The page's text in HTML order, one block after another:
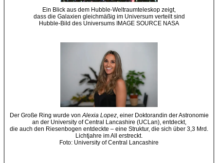
Ein Blick aus dem Hubble-Weltraumteleskop zeigt,
dass die Galaxien gleichmäßig im Universum verteilt sind
Hubble-Bild des Universums IMAGE SOURCE NASA
Der Große Ring wurde von Alexia Lopez, einer Doktorandin der Astronomie
an der University of Central Lancashire (UCLan), entdeckt,
die auch den Riesenbogen entdeckte – eine Struktur, die sich über 3,3 Mrd.
Lichtjahre im All erstreckt.
Foto: University of Central Lancashire